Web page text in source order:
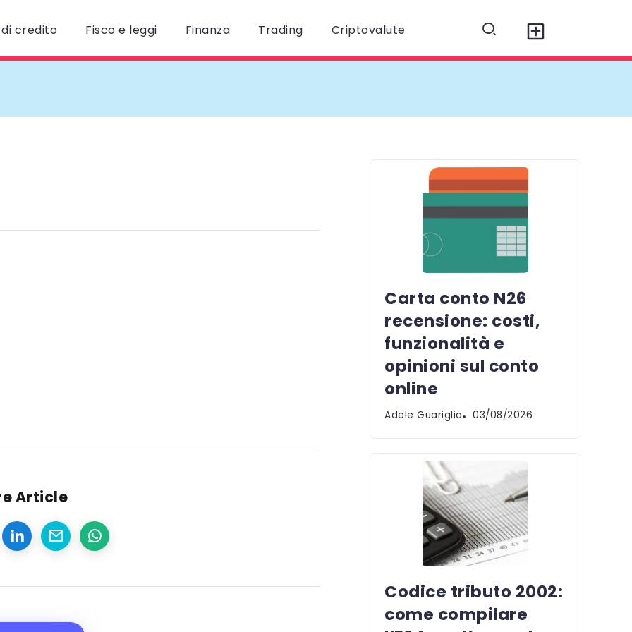
credito Fisco e leggi Finanza Trading Criptovalute
Article
Carta conto N26
recensione: costi,
funzionalità e
opinioni sul conto
online
Adele Guariglia 03/08/2026
Codice tributo 2002:
come compilare